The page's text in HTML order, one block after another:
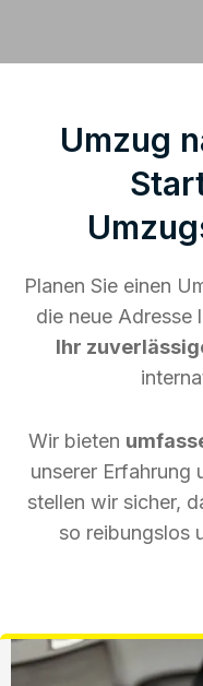
Umzug
Planen Sie einen
die neue Adresse
Ihr
Wir bieten
unserer Erfahrung
stellen wir sicher,
so reibungslos